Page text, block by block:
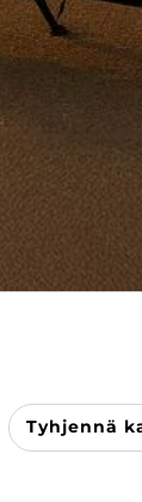
Tyhjennä